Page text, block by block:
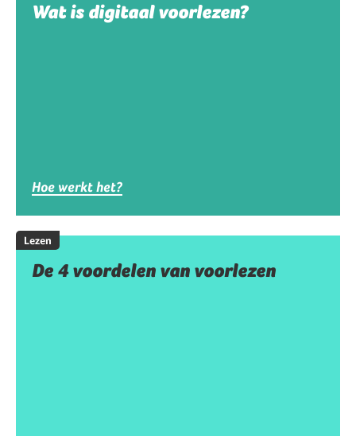
Wat is digitaal voorlezen?
Hoe werkt het?
Lezen
De 4 voordelen van voorlezen